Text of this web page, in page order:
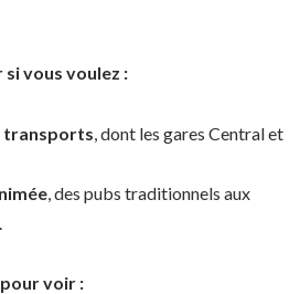
vous voulez :
transports , dont les gares Central et
, des pubs traditionnels aux
voir :